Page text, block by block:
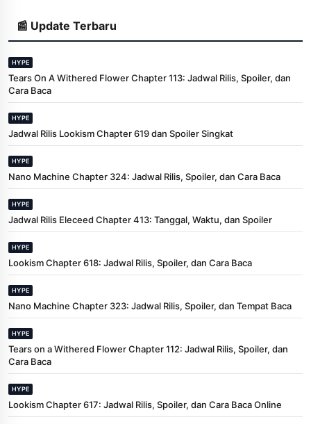
📰 Update Terbaru
HYPE
Tears On A Withered Flower Chapter 113: Jadwal Rilis, Spoiler, dan
Cara Baca
HYPE
Jadwal Rilis Lookism Chapter 619 dan Spoiler Singkat
HYPE
Nano Machine Chapter 324: Jadwal Rilis, Spoiler, dan Cara Baca
HYPE
Jadwal Rilis Eleceed Chapter 413: Tanggal, Waktu, dan Spoiler
HYPE
Lookism Chapter 618: Jadwal Rilis, Spoiler, dan Cara Baca
HYPE
Nano Machine Chapter 323: Jadwal Rilis, Spoiler, dan Tempat Baca
HYPE
Tears on a Withered Flower Chapter 112: Jadwal Rilis, Spoiler, dan
Cara Baca
HYPE
Lookism Chapter 617: Jadwal Rilis, Spoiler, dan Cara Baca Online